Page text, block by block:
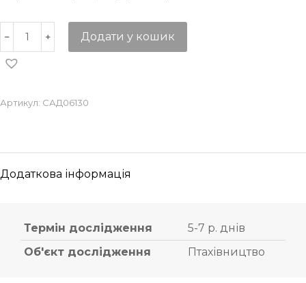
Додати у кошик
Артикул: САД06130
Додаткова інформація
Термін дослідження
5-7 р. днів
Об'єкт дослідження
Птахівництво